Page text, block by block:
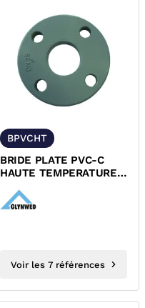
BPVCHT
BRIDE PLATE PVC-C
HAUTE TEMPERATURE
Voir les 7 références